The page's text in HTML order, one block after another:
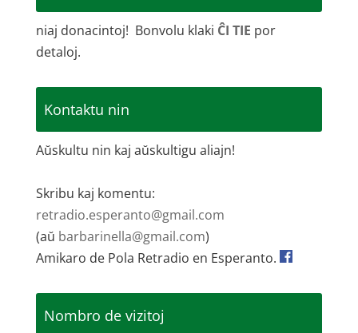
niaj donacintoj! Bonvolu klaki ĈI TIE por
detaloj.
Kontaktu nin
Aŭskultu nin kaj aŭskultigu aliajn!
Skribu kaj komentu:
retradio.esperanto@gmail.com
(aŭ barbarinella@gmail.com)
Amikaro de Pola Retradio en Esperanto.
Nombro de vizitoj